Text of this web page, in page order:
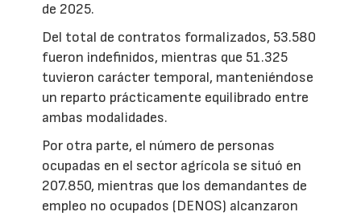
de 2025.
Del total de contratos formalizados, 53.580
fueron indefinidos, mientras que 51.325
tuvieron carácter temporal, manteniéndose
un reparto prácticamente equilibrado entre
ambas modalidades.
Por otra parte, el número de personas
ocupadas en el sector agrícola se situó en
207.850, mientras que los demandantes de
empleo no ocupados (DENOS) alcanzaron